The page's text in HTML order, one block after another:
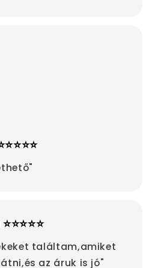
találtam,amiket
az áruk is jó"